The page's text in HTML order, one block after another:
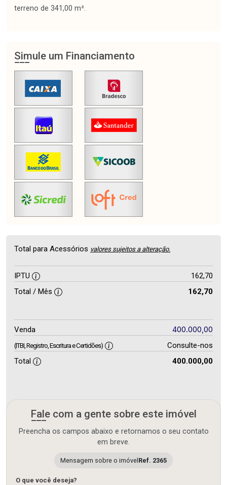
terreno de 341,00 m².
Simule um Financiamento
Total para Acessórios valores sujeitos a alteração.
IPTU
162,70
Total / Mês
162,70
Venda 400.000,00
(ITBI, Registro, Escritura e Certidões)
Consulte-nos
Total
400.000,00
Fale com a gente sobre este imóvel
Preencha os campos abaixo e retornamos o seu contato
em breve.
Mensagem sobre o imóvel Ref. 2365
O que você deseja?